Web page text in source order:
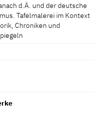
d.Ä. und der deutsche
Tafelmalerei im Kontext
Chroniken und